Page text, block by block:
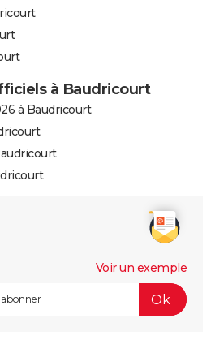
à Baudricourt
à Baudricourt
Voir un exemple